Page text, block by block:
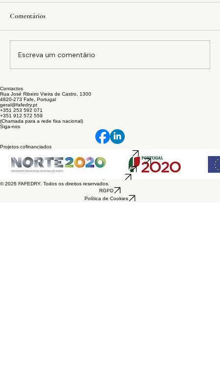
A equação FAFEDRY: inovação, estabilidade e
sustentabilidade no setor têxtil
Comentários
Escreva um comentário
Contactos
Rua José Ribeiro Vieira de Castro, 1300
4820-273 Fafe, Portugal
geral@fafedry.pt
+351 253 592 071
+351 912 572 559
(Chamada para a rede fixa nacional)
Siga-nos
Projetos cofinanciados
SI Inovação Produtiva COVID-19
SI Qualificação PME
© 2026 FAFEDRY. Todos os direitos reservados.
RGPD
Política de Cookies